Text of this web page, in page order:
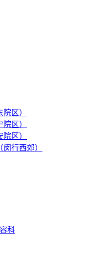
区）
区）
区）
行西郊）
科